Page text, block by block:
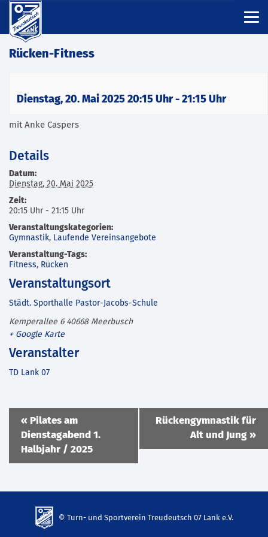
Rücken-Fitness
Dienstag, 20. Mai 2025 20:15 Uhr- 21:15 Uhr
mit Anke Caspers
Details
Datum:
Dienstag, 20. Mai 2025
Zeit:
20:15 Uhr - 21:15 Uhr
Veranstaltungskategorien:
Gymnastik, Laufende Vereinsangebote
Veranstaltung-Tags:
Fitness, Rücken
Veranstaltungsort
Städt. Sporthalle Pastor-Jacobs-Schule
Kemperallee 6 40668 Meerbusch
+ Google Karte
Veranstalter
TD Lank 07
Veranstaltung
Navigation
« Pilates am
Dienstagabend 1.
Halbjahr / 2025
Rückengymnastik für
Alt und Jung »
© Turn- und Sportverein Treudeutsch 07 Lank e.V.